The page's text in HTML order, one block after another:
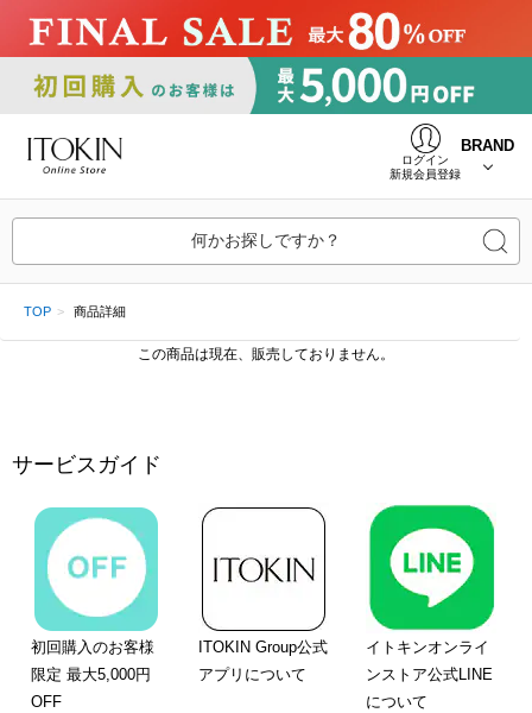
ログイン
新規会員登録
BRAND
何かお探しですか？
TOP 商品詳細
この商品は現在、販売しておりません。
サービスガイド
初回購入のお客様
限定 最大5,000円
OFF
ITOKIN Group公式
アプリについて
イトキンオンライ
ンストア公式LINE
について